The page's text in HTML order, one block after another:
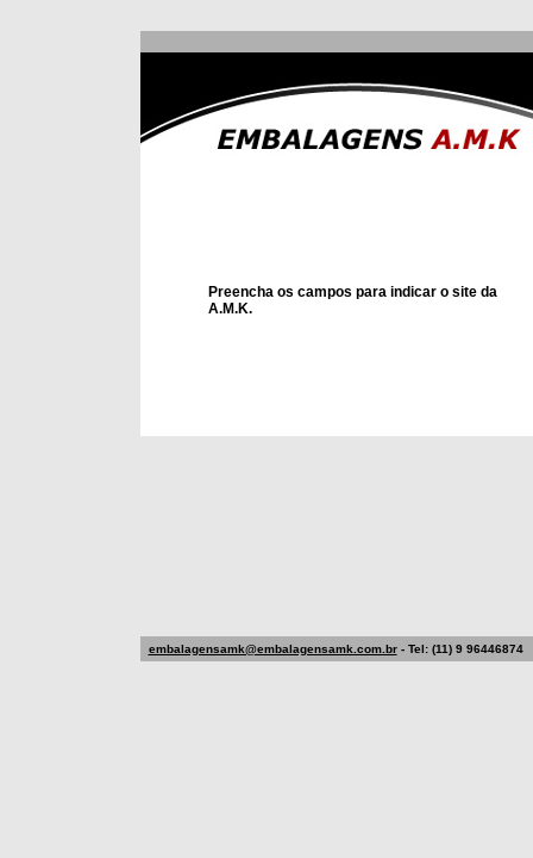
Preencha os campos para indicar o site da
A.M.K.
embalagensamk@embalagensamk.com.br- Tel: (11) 9 96446874